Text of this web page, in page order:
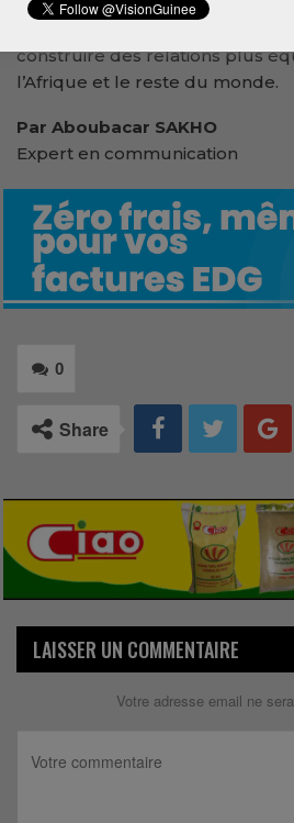
construire des relations plus
l’Afrique et le reste du monde.
Par Aboubacar SAKHO
Expert en communication
0
Share
LAISSER UN COMMENTAIRE
Votre adresse email ne